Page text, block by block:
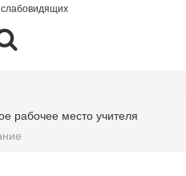
рабочее место учителя